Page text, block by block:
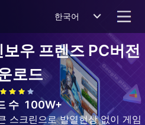
한국어
우 프렌즈 PC버전
로드
수 100W+
스크린으로 발열현상 없이 게임